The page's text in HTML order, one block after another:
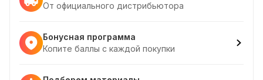
От официального дистрибьютора
Бонусная программа
Копите баллы с каждой покупки